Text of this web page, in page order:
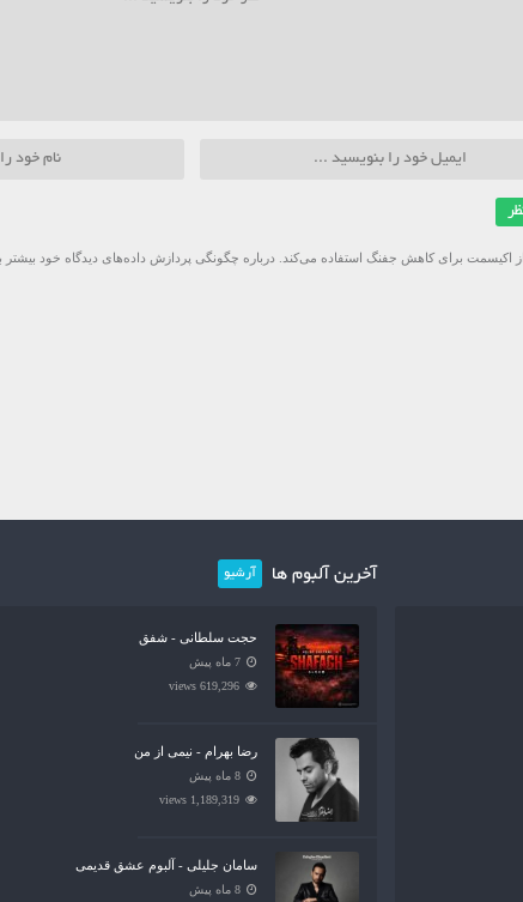
اکیسمت برای کاهش جفنگ استفاده می‌کند. درباره چگونگی پردازش داده‌های دیدگاه خود بیشتر
آخرین آلبوم ها آرشیو
حجت سلطانی - شفق
7 ماه پیش
619,296 views
رضا بهرام - نیمی از من
8 ماه پیش
1,189,319 views
سامان جلیلی - آلبوم عشق قدیمی
8 ماه پیش